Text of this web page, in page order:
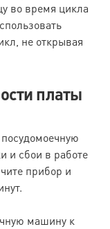
во время цикла
не открывая
платы
и сбои в работе
прибор и
машину к